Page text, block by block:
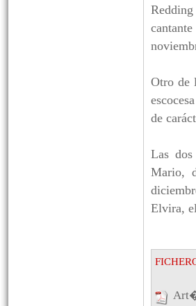
Otro de
de
Las
Mario,
Elvira,